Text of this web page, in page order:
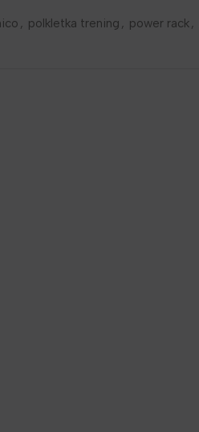
, polkletka trening , power rack,